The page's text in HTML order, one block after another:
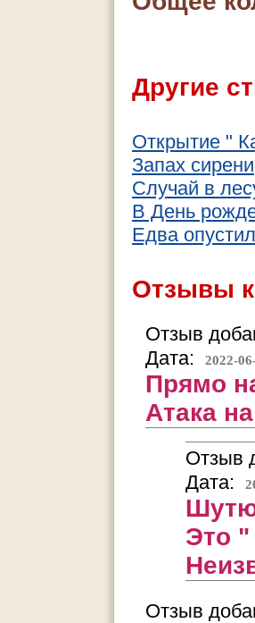
Другие
Открытие "
Запах сирени
Случай в
В День
Едва
Отзывы
Отзыв
Дата:
2022-
Прямо
Атака
Отзыв
Дата:
Это "
Отзыв